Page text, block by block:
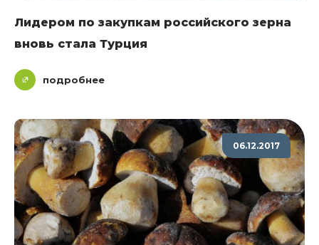
Лидером по закупкам российского зерна
вновь стала Турция
подробнее
06.12.2017